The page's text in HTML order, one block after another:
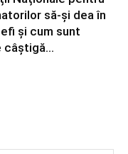
să-și dea în
și cum sunt
câștigă...